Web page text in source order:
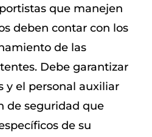
que manejen
deben contar con los
de las
Debe garantizar
y el personal auxiliar
de seguridad que
de su